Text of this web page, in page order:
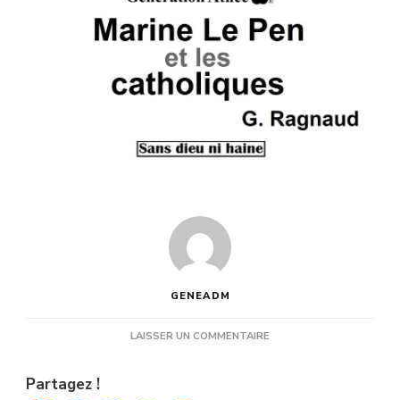
GENEADM
LAISSER UN COMMENTAIRE
Partagez !